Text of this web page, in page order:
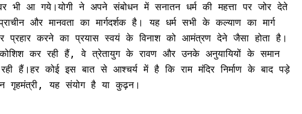
भी आ गये।योगी ने अपने संबोधन में सनातन धर्म की महत्ता पर जोर देते
और मानवता का मार्गदर्शक है। यह धर्म सभी के कल्याण का मार्ग
प्रहार करने का प्रयास स्वयं के विनाश को आमंत्रण देने जैसा होता है।
कर रही हैं, वे त्रेतायुग के रावण और उनके अनुयायियों के समान
हैं।हर कोई इस बात से आश्चर्य में है कि राम मंदिर निर्माण के बाद पड़े
न गृहमंत्री, यह संयोग है या कुढ़न।